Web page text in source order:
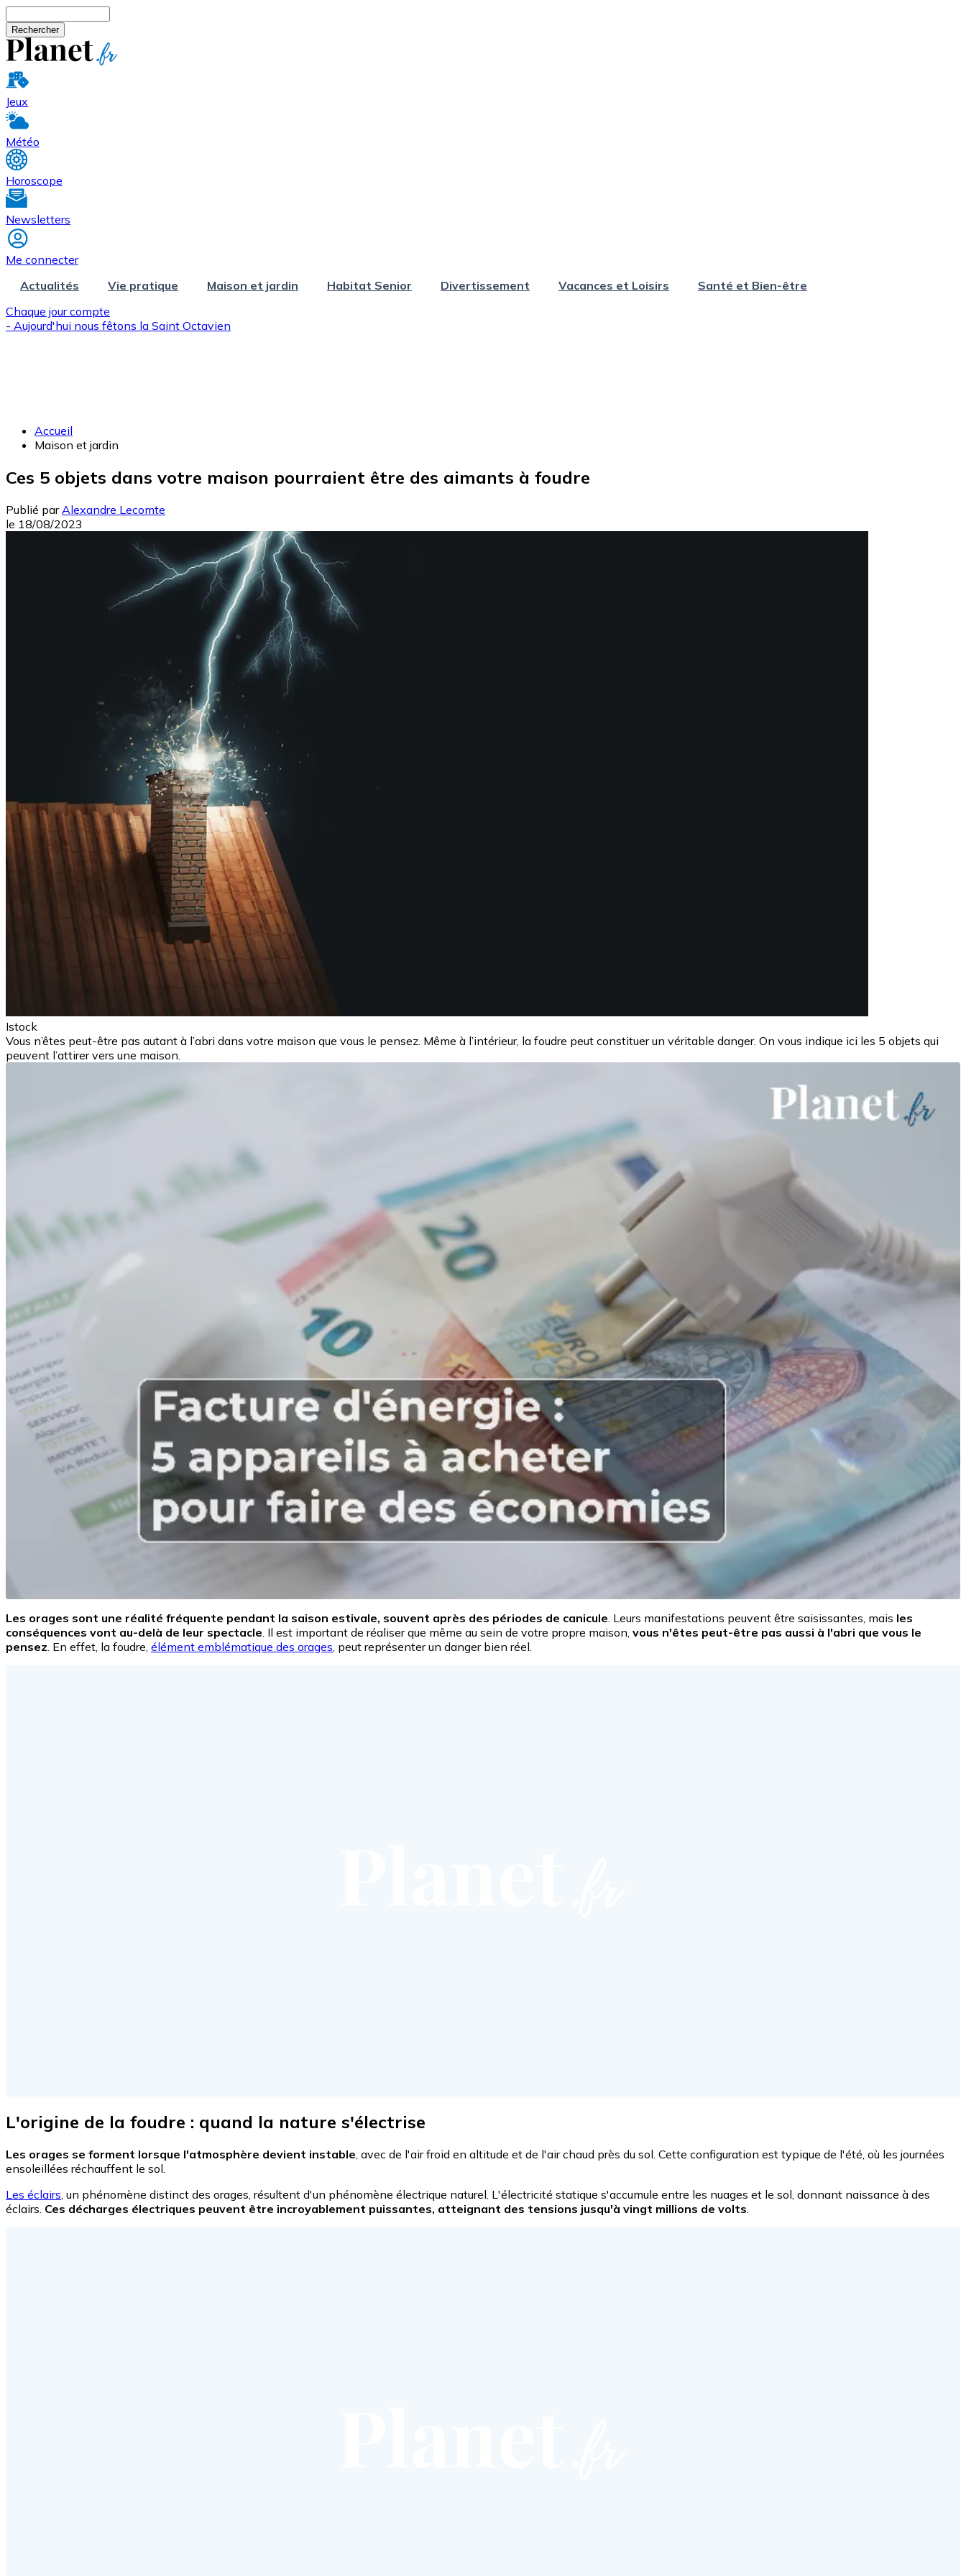
Jeux
Météo
Horoscope
Newsletters
Me connecter
Actualités
Vie pratique Maison et jardin Habitat Senior Divertissement Vacances et Loisirs
Santé et Bien-être
Chaque jour compte
- Aujourd'hui nous fêtons la Saint Octavien
Accueil
Maison et jardin
Ces 5 objets dans votre maison pourraient être des aimants à foudre
Publié par Alexandre Lecomte
le 18/08/2023
Istock
Vous n’êtes peut-être pas autant à l’abri dans votre maison que vous le pensez. Même à l’intérieur, la foudre peut constituer un véritable danger. On vous indique ici les 5 objets qui
peuvent l’attirer vers une maison.
Les orages sont une réalité fréquente pendant la saison estivale, souvent après des périodes de canicule . Leurs manifestations peuvent être saisissantes, mais les
conséquences vont au-delà de leur spectacle . Il est important de réaliser que même au sein de votre propre maison, vous n'êtes peut-être pas aussi à l'abri que vous le
pensez . En effet, la foudre, élément emblématique des orages , peut représenter un danger bien réel.
L'origine de la foudre : quand la nature s'électrise
Les orages se forment lorsque l'atmosphère devient instable , avec de l'air froid en altitude et de l'air chaud près du sol. Cette configuration est typique de l'été, où les journées
ensoleillées réchauffent le sol.
Les éclairs , un phénomène distinct des orages, résultent d'un phénomène électrique naturel. L'électricité statique s'accumule entre les nuages et le sol, donnant naissance à des
éclairs. Ces décharges électriques peuvent être incroyablement puissantes, atteignant des tensions jusqu'à vingt millions de volts